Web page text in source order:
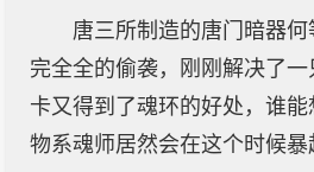
唐三所制造的唐门暗器
完全全的偷袭，刚刚解决了
卡又得到了魂环的好处，谁
物系魂师居然会在这个时候暴